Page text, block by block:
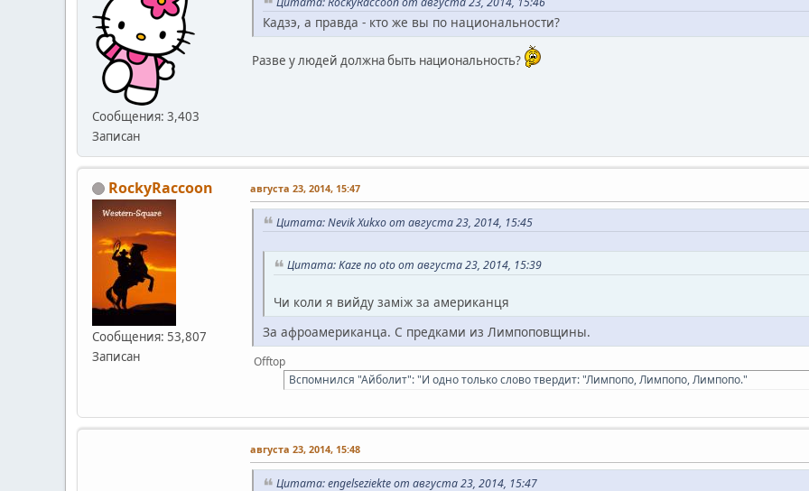
Сообщения: 3,403
Записан
Кадзэ, а правда - кто же вы по национальности?
Разве у людей должна быть национальность?
RockyRaccoon
Сообщения: 53,807
Записан
августа 23, 2014, 15:47
Цитата: Nevik Xukxo от августа 23, 2014, 15:45
Цитата: Kaze no oto от августа 23, 2014, 15:39
Чи коли я вийду заміж за американця
За афроамериканца. С предками из Лимпоповщины.
Offtop
Вспомнился "Айболит": "И одно только слово твердит: "Лимпопо, Лимпопо, Лимпопо."
августа 23, 2014, 15:48
Цитата: engelseziekte от августа 23, 2014, 15:47